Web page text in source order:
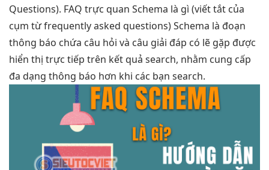
Questions). FAQ trực quan Schema là gì (viết tắt của
cụm từ frequently asked questions) Schema là đoạn
thông báo chứa câu hỏi và câu giải đáp có lẽ gặp được
hiển thị trực tiếp trên kết quả search, nhằm cung cấp
đa dạng thông báo hơn khi các bạn search.